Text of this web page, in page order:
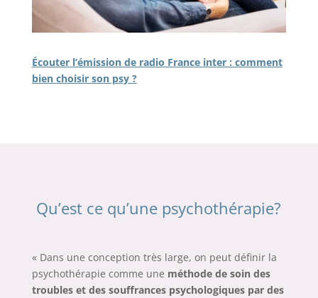
Écouter l’émission de radio France inter : comment
bien choisir son psy ?
Qu’est ce qu’une psychothérapie?
« Dans une conception très large, on peut définir la
psychothérapie comme une méthode de soin des
troubles et des souffrances psychologiques par des